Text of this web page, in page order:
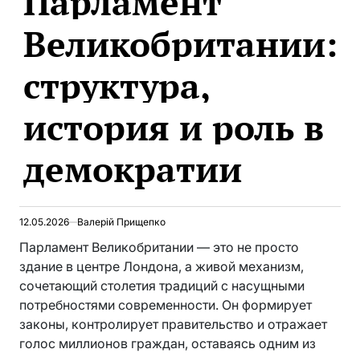
Великобритании:
структура,
история и роль в
демократии
12.05.2026 Валерій Прищепко
Парламент Великобритании — это не просто
здание в центре Лондона, а живой механизм,
сочетающий столетия традиций с насущными
потребностями современности. Он формирует
законы, контролирует правительство и отражает
голос миллионов граждан, оставаясь одним из